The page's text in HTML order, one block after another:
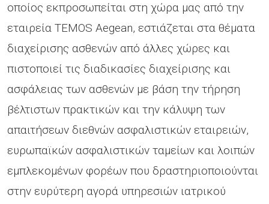
οποίος εκπροσωπείται στη χώρα μας από την
εταιρεία TEMOS Aegean, εστιάζεται στα θέματα
διαχείρισης ασθενών από άλλες χώρες και
πιστοποιεί τις διαδικασίες διαχείρισης και
ασφάλειας των ασθενών με βάση την τήρηση
βέλτιστων πρακτικών και την κάλυψη των
απαιτήσεων διεθνών ασφαλιστικών εταιρειών,
ευρωπαϊκών ασφαλιστικών ταμείων και λοιπών
εμπλεκομένων φορέων που δραστηριοποιούνται
στην ευρύτερη αγορά υπηρεσιών ιατρικού